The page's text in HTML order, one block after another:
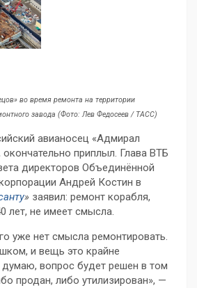
во время ремонта на территории
завода (Фото: Лев Федосеев / ТАСС)
авианосец «Адмирал
приплыл. Глава ВТБ
директоров Объединённой
Андрей Костин в
» заявил: ремонт корабля,
лет, не имеет смысла.
уже нет смысла ремонтировать.
и вещь это крайне
вопрос будет решен в том
продан, либо утилизирован», —